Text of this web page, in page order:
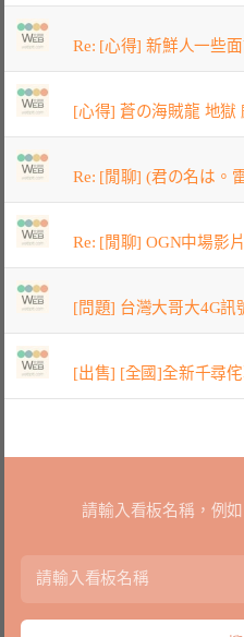
Re: [心得] 新鮮人一些
[心得] 蒼の海賊龍 地獄
Re: [閒聊] (君の名は。
Re: [閒聊] OGN中場影
[問題] 台灣大哥大4G訊
[出售] [全國]全新千尋
請輸入看板名稱，例如